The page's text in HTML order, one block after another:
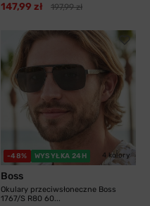
147,99 zł 197,99 zł
-48% WYSYŁKA 24H 4 kolory
Boss
Okulary przeciwsłoneczne Boss
1767/S R80 60...